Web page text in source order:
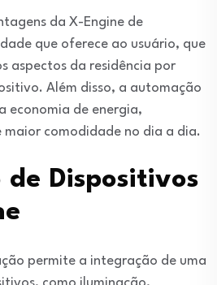
da X-Engine de
que oferece ao usuário, que
aspectos da residência por
Além disso, a automação
economia de energia,
maior comodidade no dia a dia.
Dispositivos
permite a integração de uma